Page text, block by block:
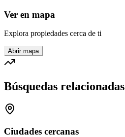
Ver en mapa
Explora propiedades cerca de ti
Abrir mapa
Búsquedas relacionadas
Ciudades cercanas